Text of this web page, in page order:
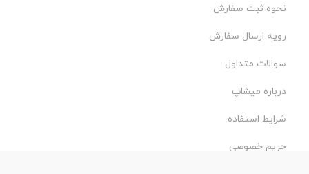
نحوه ثبت سفارش
رویه ارسال سفارش
سوالات متداول
درباره میشاپ
شرایط استفاده
حریم خصوصی